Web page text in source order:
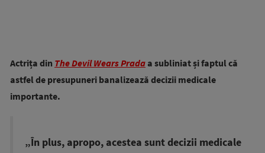
Actrița din The Devil Wears Prada a subliniat și faptul că
astfel de presupuneri banalizează decizii medicale
importante.
„În plus, apropo, acestea sunt decizii medicale